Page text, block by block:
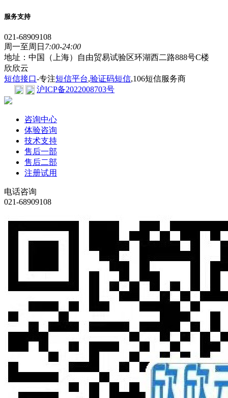
服务支持
021-68909108
周一至周日 7:00-24:00
地址：中国（上海）自由贸易试验区环湖西二路888号C楼
欣欣云
短信接口-专注短信平台,验证码短信,106短信服务商
沪ICP备2022008703号
咨询中心
体验咨询
技术支持
售后一部
售后二部
注册试用
电话咨询
021-68909108